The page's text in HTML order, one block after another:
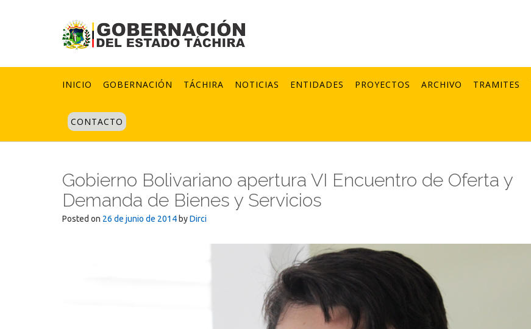
INICIO GOBERNACIÓN TÁCHIRA NOTICIAS ENTIDADES PROYECTOS ARCHIVO TRAMITES
CONTACTO
Gobierno Bolivariano apertura VI Encuentro de Oferta y
Demanda de Bienes y Servicios
Posted on 26 de junio de 2014 byDirci